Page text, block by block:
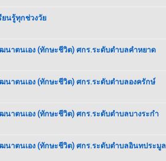
นรู้ทุกช่วงวัย
นาตนเอง (ทักษะชีวิต) ศกร.ระดับตำบลคำหยาด
นาตนเอง (ทักษะชีวิต) ศกร.ระดับตำบลองครักษ์
นาตนเอง (ทักษะชีวิต) ศกร.ระดับตำบลบางระกำ
นาตนเอง (ทักษะชีวิต) ศกร.ระดับตำบลอินทประมูล